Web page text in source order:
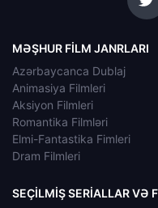
MƏŞHUR FILM JANRLARI
Azərbaycanca Dublaj
Animasiya Filmleri
Aksiyon Filmleri
Romantika Filmləri
Elmi-Fantastika Fimleri
Dram Filmleri
SEÇILMIŞ SERIALLAR VƏ